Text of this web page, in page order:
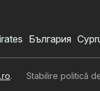
България
. Stabilire politică